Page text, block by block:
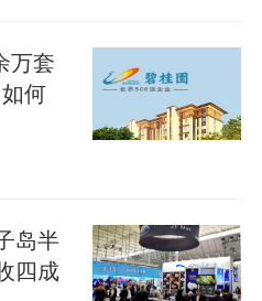
中国净资产负
行业内的较低水
调整“减负”前行，以
变化，寻求长期健
中国股价出现明显上
万套
何
岛半
四成